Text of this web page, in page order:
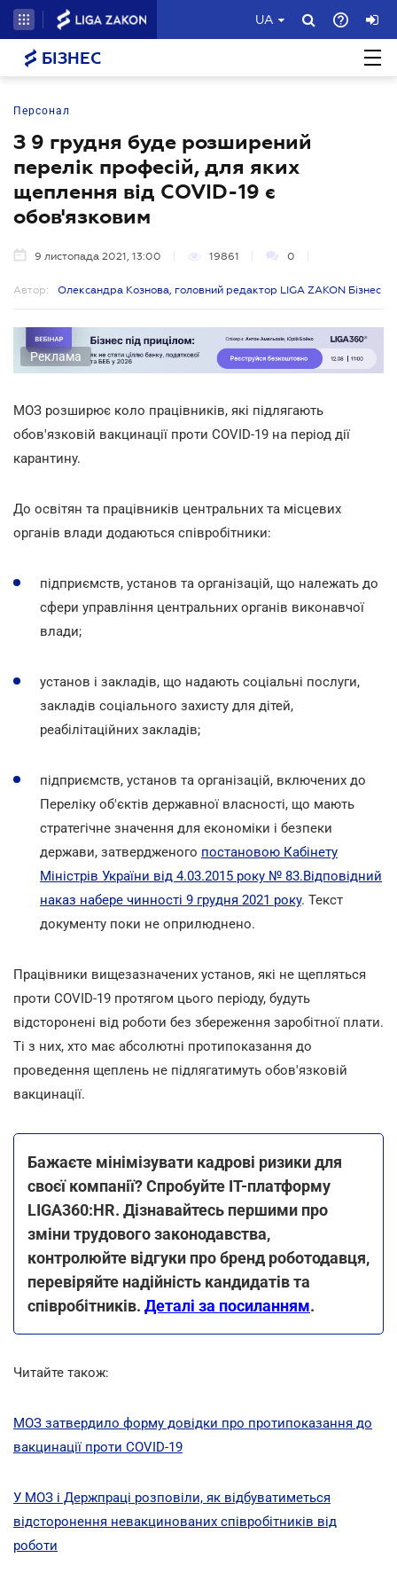
UA
БІЗНЕС
Персонал
З 9 грудня буде розширений
перелік професій, для яких
щеплення від COVID-19 є
обов'язковим
9 листопада 2021, 13:00 19861 0
Автор: Олександра Кознова, головний редактор LIGA ZAKON Бізнес
Реклама
МОЗ розширює коло працівників, які підлягають
обов'язковій вакцинації проти COVID-19 на період дії
карантину.
До освітян та працівників центральних та місцевих
органів влади додаються співробітники:
підприємств, установ та організацій, що належать до
сфери управління центральних органів виконавчої
влади;
установ і закладів, що надають соціальні послуги,
закладів соціального захисту для дітей,
реабілітаційних закладів;
підприємств, установ та організацій, включених до
Переліку об'єктів державної власності, що мають
стратегічне значення для економіки і безпеки
держави, затвердженого постановою Кабінету
Міністрів України від 4.03.2015 року № 83.Відповідний
наказ набере чинності 9 грудня 2021 року. Текст
документу поки не оприлюднено.
Працівники вищезазначених установ, які не щепляться
проти COVID-19 протягом цього періоду, будуть
відсторонені від роботи без збереження заробітної плати.
Ті з них, хто має абсолютні протипоказання до
проведення щеплень не підлягатимуть обов'язковій
вакцинації.
Бажаєте мінімізувати кадрові ризики для
своєї компанії? Спробуйте ІТ-платформу
LIGA360:HR. Дізнавайтесь першими про
зміни трудового законодавства,
контролюйте відгуки про бренд роботодавця,
перевіряйте надійність кандидатів та
співробітників. Деталі за посиланням.
Читайте також:
МОЗ затвердило форму довідки про протипоказання до
вакцинації проти COVID-19
У МОЗ і Держпраці розповіли, як відбуватиметься
відсторонення невакцинованих співробітників від
роботи